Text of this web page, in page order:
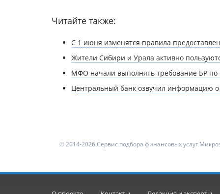
Читайте также:
С 1 июня изменятся правила
Жители Сибири и Урала активно
МФО начали выполнять требование БР
Центральный банк озвучил информацию о
© 2014-2026 Сервис подбора финансовых услуг